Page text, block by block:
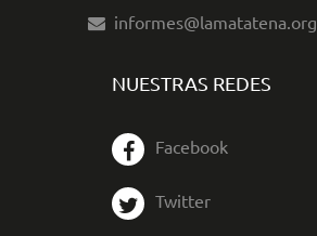
informes@lamatatena.org
NUESTRAS REDES
Facebook
Twitter